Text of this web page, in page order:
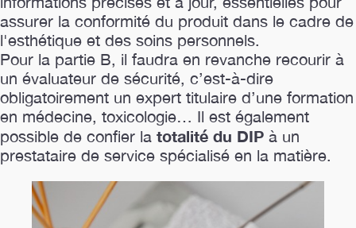
assurer la conformité du produit dans le cadre de
l'esthétique et des soins personnels.
Pour la partie B, il faudra en revanche recourir à
un évaluateur de sécurité, c’est-à-dire
obligatoirement un expert titulaire d’une formation
en médecine, toxicologie… Il est également
possible de confier la totalité du DIP à un
prestataire de service spécialisé en la matière.